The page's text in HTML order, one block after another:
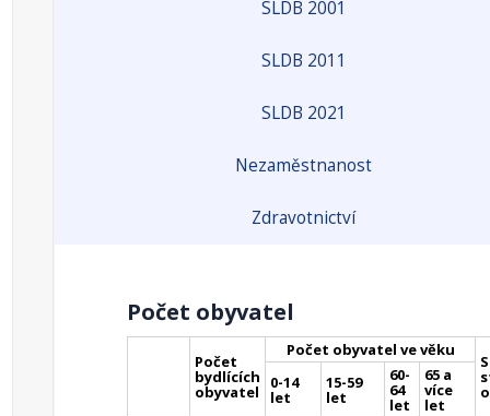
SLDB 2001
SLDB 2011
SLDB 2021
Nezaměstnanost
Zdravotnictví
Počet obyvatel
Počet
bydlících
obyvatel
Počet obyvatel ve věku
0-14
let
15-59
let
60-
64
let
65 a
více
let